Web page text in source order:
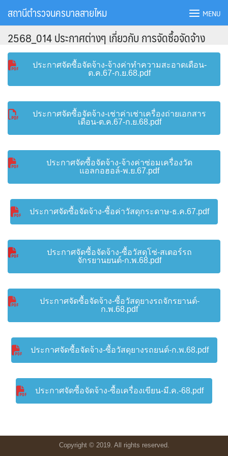
สถานีตำรวจนครบาลสายไหม MENU
2568_014 ประกาศต่างๆ เกี่ยวกับ การจัดซื้อจัดจ้าง
ประกาศจัดซื้อจัดจ้าง-จ้างค่าทำความสะอาดเดือน-
ต.ค.67-ก.ย.68.pdf
ประกาศจัดซื้อจัดจ้าง-เช่าค่าเช่าเครื่องถ่ายเอกสาร
เดือน-ต.ค.67-ก.ย.68.pdf
ประกาศจัดซื้อจัดจ้าง-จ้างค่าซ่อมเครื่องวัด
แอลกอฮอล์-พ.ย.67.pdf
ประกาศจัดซื้อจัดจ้าง-ซื้อค่าวัสดุกระดาษ-ธ.ค.67.pdf
ประกาศจัดซื้อจัดจ้าง-ซื้อวัสดุโซ่-สเตอร์รถ
จักรยานยนต์-ก.พ.68.pdf
ประกาศจัดซื้อจัดจ้าง-ซื้อวัสดุยางรถจักรยานต์-
ก.พ.68.pdf
ประกาศจัดซื้อจัดจ้าง-ซื้อวัสดุยางรถยนต์-ก.พ.68.pdf
ประกาศจัดซื้อจัดจ้าง-ซื้อเครื่องเขียน-มี.ค.-68.pdf
Copyright © 2019. All rights reserved.